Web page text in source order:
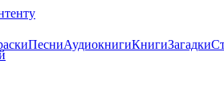
ПесниАудиокнигиКнигиЗагадки